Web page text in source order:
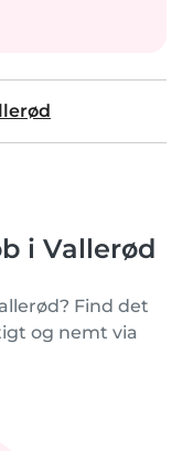
i Vallerød
Find det
og nemt via